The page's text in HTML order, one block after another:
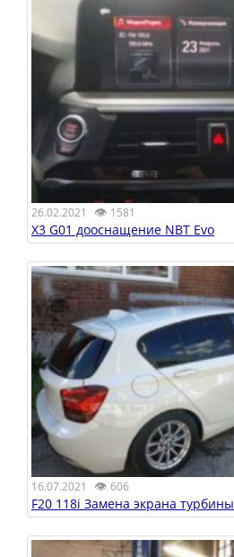
26.02.2021 👁 1581
X3 G01 дооснащение NBT Evo
16.07.2021 👁 606
F20 118i Замена экрана турбины